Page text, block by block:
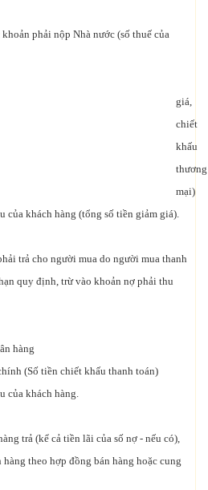
phải nộp Nhà nước (số thuế của
giá,
chiết
khấu
thương
mại)
hàng (tổng số tiền giảm giá).
trả cho người mua do người mua thanh
quy định, trừ vào khoản nợ phải thu
hàng
(Số tiền chiết khấu thanh toán)
khách hàng.
trả (kể cả tiền lãi của số nợ - nếu có),
theo hợp đồng bán hàng hoặc cung